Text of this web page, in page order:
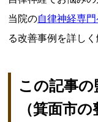
当院の自律神経専
る改善事例を詳しく
この記事の
（箕面市の